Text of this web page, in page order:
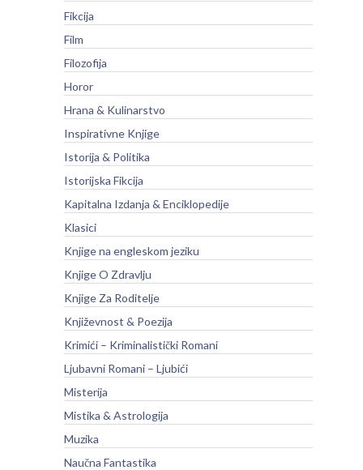
Fikcija
Film
Filozofija
Horor
Hrana & Kulinarstvo
Inspirativne Knjige
Istorija & Politika
Istorijska Fikcija
Kapitalna Izdanja & Enciklopedije
Klasici
Knjige na engleskom jeziku
Knjige O Zdravlju
Knjige Za Roditelje
Književnost & Poezija
Krimići – Kriminalistički Romani
Ljubavni Romani – Ljubići
Misterija
Mistika & Astrologija
Muzika
Naučna Fantastika